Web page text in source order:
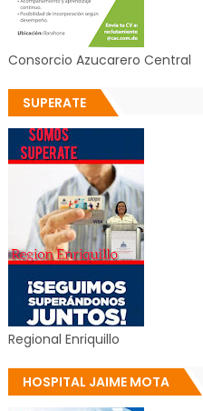
Consorcio Azucarero Central
SUPERATE
Regional Enriquillo
HOSPITAL JAIME MOTA